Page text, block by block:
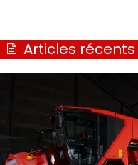
Articles récents